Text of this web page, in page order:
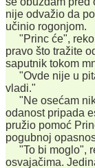
nije odvažio da
učinio rogonjom.
"Princ će",
pravo što tražite
saputnik tokom
"Ovde nije u
vladi."
"Ne osećam
odanost pripada
pružio pomoć
pogubnoj
"To bi moglo",
osvajačima.